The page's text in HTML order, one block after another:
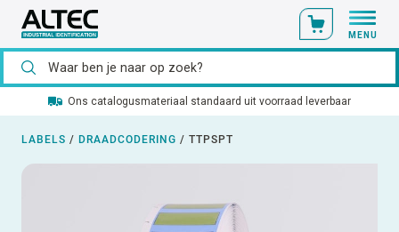
MENU
Ons catalogusmateriaal standaard uit voorraad leverbaar
LABELS / DRAADCODERING / TTPSPT